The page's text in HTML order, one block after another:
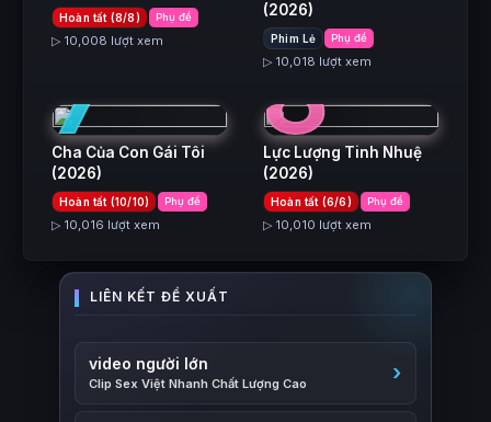
Hoàn tất (8/8) Phụ đề
▷ 10,008 lượt xem
(2026)
Phim Lẻ Phụ đề
▷ 10,018 lượt xem
7
Cha Của Con Gái Tôi
(2026)
Hoàn tất (10/10) Phụ đề
▷ 10,016 lượt xem
8
Lực Lượng Tinh Nhuệ
(2026)
Hoàn tất (6/6) Phụ đề
▷ 10,010 lượt xem
video người lớn
Clip Sex Việt Nhanh Chất Lượng Cao